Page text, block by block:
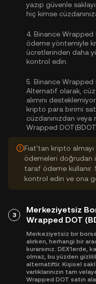
yazıp güvenle
hiç kimse
4. Binance Wrapped
ödeme yöntemiyle
ücretlerinden daha
kontrol edin.
5. Binance Wrapped
Alternatif olarak,
alımını
kripto para birimi
cüzdanınızdan
Wrapped
Fiat'tan kripto
ödemeleri doğrudan
taraf ödeme
kontrol edin ve ona
3
Merkeziyetsiz
Wrapped DOT
Merkeziyetsiz bir
alırken, herhangi bir
kurarsınız. DEX'lerde,
olmaz, bu yüzden
alternatiftir. Kişisel
varlıklarınızın tam
Wrapped DOT satın